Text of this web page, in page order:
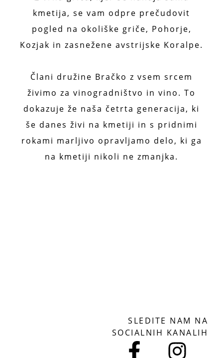
kmetija, se vam odpre prečudovit
pogled na okoliške griče, Pohorje,
Kozjak in zasnežene avstrijske Koralpe.
Člani družine Bračko z vsem srcem
živimo za vinogradništvo in vino. To
dokazuje že naša četrta generacija, ki
še danes živi na kmetiji in s pridnimi
rokami marljivo opravljamo delo, ki ga
na kmetiji nikoli ne zmanjka.
SLEDITE NAM NA
SOCIALNIH KANALIH